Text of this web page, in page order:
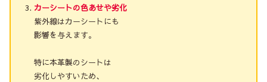
カーシートの色あせや劣化
紫外線はカーシートにも
影響を与えます。
特に本革製のシートは
劣化しやすいため、